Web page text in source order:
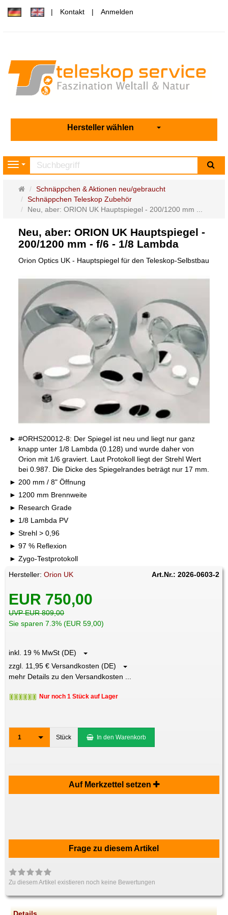
Kontakt Anmelden
Hersteller wählen
Navigation
Startseite
Schnäppchen & Aktionen neu/gebraucht
Schnäppchen Teleskop Zubehör
Neu, aber: ORION UK Hauptspiegel - 200/1200 mm ...
Neu, aber: ORION UK Hauptspiegel -
200/1200 mm - f/6 - 1/8 Lambda
Orion Optics UK - Hauptspiegel für den Teleskop-Selbstbau
#ORHS20012-8: Der Spiegel ist neu und liegt nur ganz
knapp unter 1/8 Lambda (0.128) und wurde daher von
Orion mit 1/6 graviert. Laut Protokoll liegt der Strehl Wert
bei 0.987. Die Dicke des Spiegelrandes beträgt nur 17 mm.
200 mm / 8" Öffnung
1200 mm Brennweite
Research Grade
1/8 Lambda PV
Strehl > 0,96
97 % Reflexion
Zygo-Testprotokoll
Hersteller:Orion UK Art.Nr.: 2026-0603-2
EUR 750,00
UVP EUR 809,00
Sie sparen 7.3% (EUR 59,00)
inkl. 19 % MwSt (DE)
zzgl. 11,95 € Versandkosten (DE)
mehr Details zu den Versandkosten ...
Nur noch 1 Stück auf Lager
1 Stück In den Warenkorb
Auf Merkzettel setzen
Frage zu diesem Artikel
Zu diesem Artikel existieren noch keine Bewertungen